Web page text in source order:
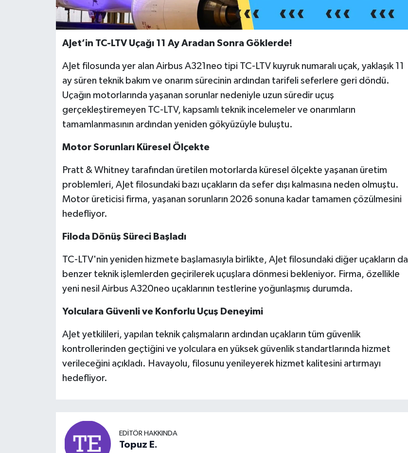
AJet’in TC-LTV Uçağı 11 Ay Aradan Sonra Göklerde!
AJet filosunda yer alan Airbus A321neo tipi TC-LTV kuyruk numaralı uçak, yaklaşık 11
ay süren teknik bakım ve onarım sürecinin ardından tarifeli seferlere geri döndü.
Uçağın motorlarında yaşanan sorunlar nedeniyle uzun süredir uçuş
gerçekleştiremeyen TC-LTV, kapsamlı teknik incelemeler ve onarımların
tamamlanmasının ardından yeniden gökyüzüyle buluştu.
Motor Sorunları Küresel Ölçekte
Pratt & Whitney tarafından üretilen motorlarda küresel ölçekte yaşanan üretim
problemleri, AJet filosundaki bazı uçakların da sefer dışı kalmasına neden olmuştu.
Motor üreticisi firma, yaşanan sorunların 2026 sonuna kadar tamamen çözülmesini
hedefliyor.
Filoda Dönüş Süreci Başladı
TC-LTV'nin yeniden hizmete başlamasıyla birlikte, AJet filosundaki diğer uçakların da
benzer teknik işlemlerden geçirilerek uçuşlara dönmesi bekleniyor. Firma, özellikle
yeni nesil Airbus A320neo uçaklarının testlerine yoğunlaşmış durumda.
Yolculara Güvenli ve Konforlu Uçuş Deneyimi
AJet yetkilileri, yapılan teknik çalışmaların ardından uçakların tüm güvenlik
kontrollerinden geçtiğini ve yolculara en yüksek güvenlik standartlarında hizmet
verileceğini açıkladı. Havayolu, filosunu yenileyerek hizmet kalitesini artırmayı
hedefliyor.
EDITÖR HAKKINDA
Topuz E.